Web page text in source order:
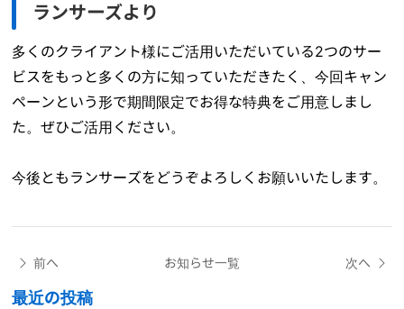
ランサーズより
多くのクライアント様にご活用いただいている2つのサー
ビスをもっと多くの方に知っていただきたく、今回キャン
ペーンという形で期間限定でお得な特典をご用意しまし
た。ぜひご活用ください。
今後ともランサーズをどうぞよろしくお願いいたします。
前へ お知らせ一覧 次へ
最近の投稿